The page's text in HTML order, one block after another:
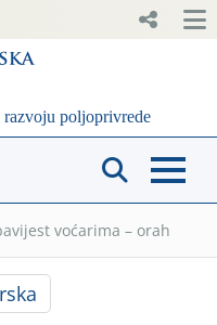
voćarima – orah